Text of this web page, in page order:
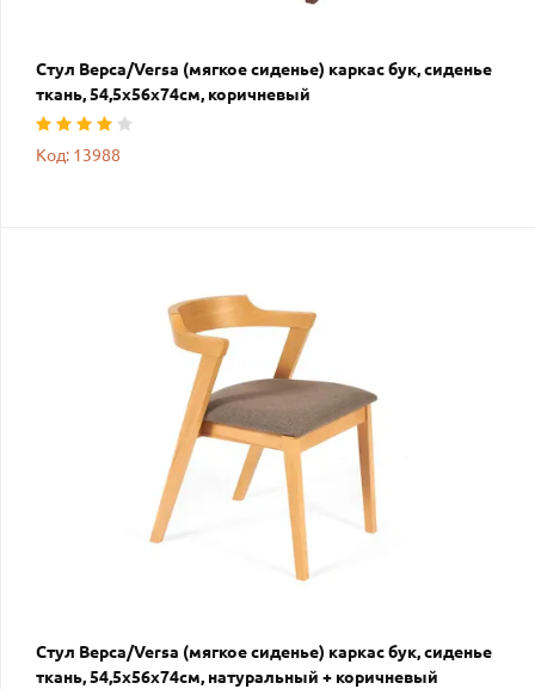
Стул Верса/Versa (мягкое сиденье) каркас бук, сиденье
ткань, 54,5х56х74см, коричневый
Код: 13988
Стул Верса/Versa (мягкое сиденье) каркас бук, сиденье
ткань, 54,5х56х74см, натуральный + коричневый